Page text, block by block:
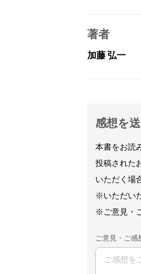
著者
加藤 弘一
感想を
本書をお読
投稿された
いただく場
※いただい
※ご意見・
ご意見・ご感